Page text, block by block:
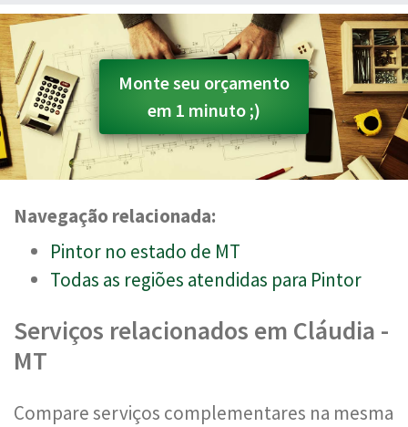
Monte seu orçamento
em 1 minuto ;)
Navegação relacionada:
Pintor no estado de MT
Todas as regiões atendidas para Pintor
Serviços relacionados em Cláudia -
MT
Compare serviços complementares na mesma